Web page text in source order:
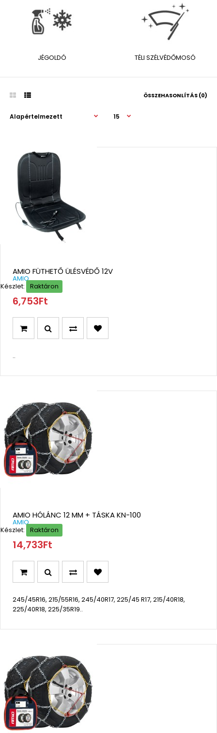
JÉGOLDÓ TÉLI SZÉLVÉDŐMOSÓ
ÖSSZEHASONLÍTÁS (0)
AMIO FÜTHETŐ ÜLÉSVÉDŐ 12V
AMIO
Készlet:
Raktáron
6,753Ft
..
AMIO HÓLÁNC 12 MM + TÁSKA KN-100
AMIO
Készlet:
Raktáron
14,733Ft
245/45R16, 215/55R16, 245/40R17, 225/45 R17, 215/40R18,
225/40R18, 225/35R19..